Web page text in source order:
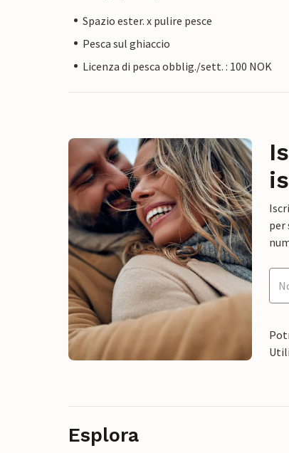
Spazio ester. x pulire pesce
Pesca sul ghiaccio
Licenza di pesca obblig./sett. : 100 NOK
per
Esplora